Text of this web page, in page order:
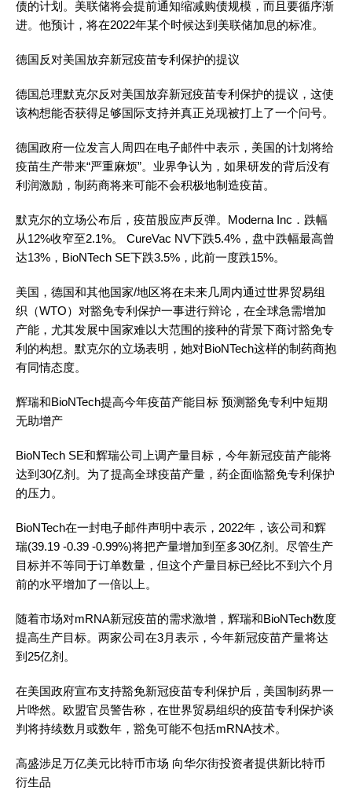
债的计划。美联储将会提前通知缩减购债规模，而且要循序渐
进。他预计，将在2022年某个时候达到美联储加息的标准。
德国反对美国放弃新冠疫苗专利保护的提议
德国总理默克尔反对美国放弃新冠疫苗专利保护的提议，这使
该构想能否获得足够国际支持并真正兑现被打上了一个问号。
德国政府一位发言人周四在电子邮件中表示，美国的计划将给
疫苗生产带来“严重麻烦”。业界争认为，如果研发的背后没有
利润激励，制药商将来可能不会积极地制造疫苗。
默克尔的立场公布后，疫苗股应声反弹。Moderna Inc．跌幅
从12%收窄至2.1%。 CureVac NV下跌5.4%，盘中跌幅最高曾
达13%，BioNTech SE下跌3.5%，此前一度跌15%。
美国，德国和其他国家/地区将在未来几周内通过世界贸易组
织（WTO）对豁免专利保护一事进行辩论，在全球急需增加
产能，尤其发展中国家难以大范围的接种的背景下商讨豁免专
利的构想。默克尔的立场表明，她对BioNTech这样的制药商抱
有同情态度。
辉瑞和BioNTech提高今年疫苗产能目标 预测豁免专利中短期
无助增产
BioNTech SE和辉瑞公司上调产量目标，今年新冠疫苗产能将
达到30亿剂。为了提高全球疫苗产量，药企面临豁免专利保护
的压力。
BioNTech在一封电子邮件声明中表示，2022年，该公司和辉
瑞(39.19 -0.39 -0.99%)将把产量增加到至多30亿剂。尽管生产
目标并不等同于订单数量，但这个产量目标已经比不到六个月
前的水平增加了一倍以上。
随着市场对mRNA新冠疫苗的需求激增，辉瑞和BioNTech数度
提高生产目标。两家公司在3月表示，今年新冠疫苗产量将达
到25亿剂。
在美国政府宣布支持豁免新冠疫苗专利保护后，美国制药界一
片哗然。欧盟官员警告称，在世界贸易组织的疫苗专利保护谈
判将持续数月或数年，豁免可能不包括mRNA技术。
高盛涉足万亿美元比特币市场 向华尔街投资者提供新比特币
衍生品